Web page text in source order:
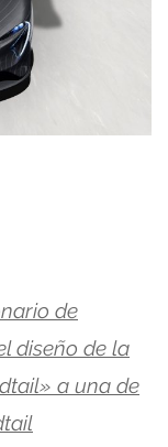
de
diseño de la
a una de